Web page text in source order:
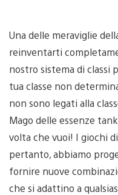
Una delle meraviglie
reinventarti
nostro sistema di classi
tua classe non
non sono legati alla
Mago delle essenze
volta che vuoi! I giochi
pertanto, abbiamo
fornire nuove
che si adattino a